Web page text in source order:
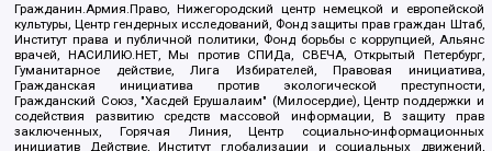
Гражданин.Армия.Право, Нижегородский центр немецкой и европейской
культуры, Центр гендерных исследований, Фонд защиты прав граждан Штаб,
Институт права и публичной политики, Фонд борьбы с коррупцией, Альянс
врачей, НАСИЛИЮ.НЕТ, Мы против СПИДа, СВЕЧА, Открытый Петербург,
Гуманитарное действие, Лига Избирателей, Правовая инициатива,
Гражданская инициатива против экологической преступности,
Гражданский Союз, "Хасдей Ерушалаим" (Милосердие), Центр поддержки и
содействия развитию средств массовой информации, В защиту прав
заключенных, Горячая Линия, Центр социально-информационных
инициатив Действие, Институт глобализации и социальных движений,